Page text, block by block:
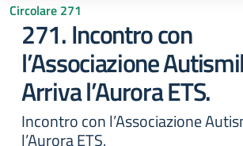
Circolare 271
271. Incontro con
l’Associazione
Arriva l’Aurora ETS.
Incontro con l’Associazione
l’Aurora ETS.